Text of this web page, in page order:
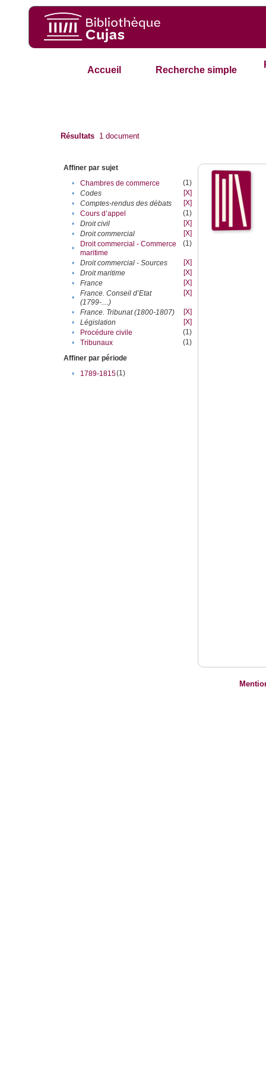
Accueil Recherche simple
Résultats 1 document
Affiner par sujet
•
Chambres de commerce
(1)
•
Codes
[X]
•
Comptes-rendus des débats
[X]
•
Cours d’appel
(1)
•
Droit civil
[X]
•
Droit commercial
[X]
•
Droit commercial - Commerce
maritime
(1)
• Droit commercial - Sources
[X]
•
Droit maritime
[X]
•
France
[X]
•
France. Conseil d’Etat
(1799-....)
[X]
• France. Tribunat (1800-1807)
[X]
•
Législation
[X]
•
Procédure civile
(1)
•
Tribunaux
(1)
Affiner par période
•
1789-1815(1)